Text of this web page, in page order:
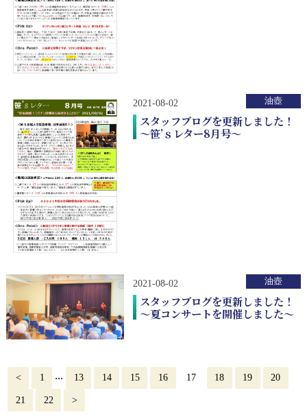
2021-08-02
スタッフブログを更新しました！
～笹’ｓレター8月号～
油壺
2021-08-02
スタッフブログを更新しました！
～夏コンサートを開催しました～
油壺
< 1 ... 13 14 15 16 17 18 19 20
21 22 >